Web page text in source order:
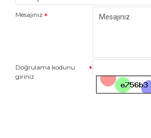
Mesajınız
Doğrulama kodunu
giriniz